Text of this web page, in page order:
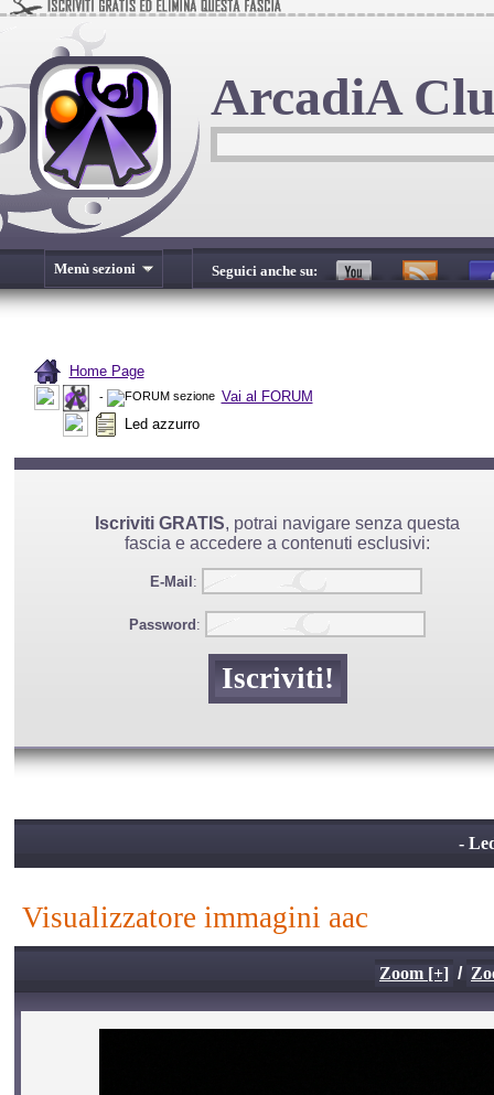
ArcadiA
Menù sezioni Seguici anche su:
Home Page
-
Vai al FORUM
Led azzurro
Iscriviti GRATIS, potrai navigare senza questa
fascia e accedere a contenuti esclusivi:
E-Mail :
Password :
-
visualizzatore immagini aac
Zoom [+] /